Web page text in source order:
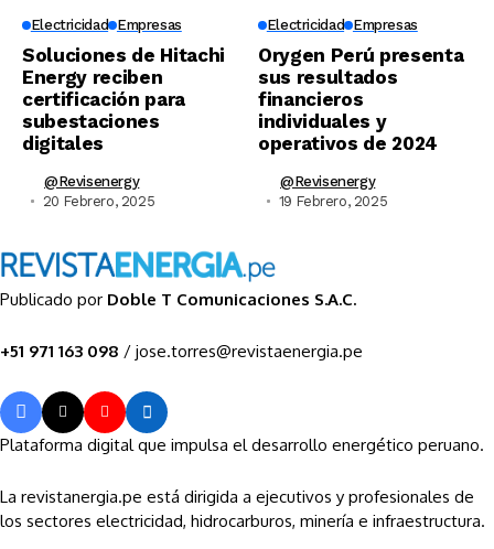
Electricidad Empresas
Soluciones de Hitachi
Energy reciben
certificación para
subestaciones
digitales
@revisenergy
20 Febrero, 2025
Electricidad Empresas
Orygen Perú presenta
sus resultados
financieros
individuales y
operativos de 2024
@revisenergy
19 Febrero, 2025
Publicado por Doble T Comunicaciones S.A.C.
+51 971 163 098 / jose.torres@revistaenergia.pe
Plataforma digital que impulsa el desarrollo energético peruano.
La revistanergia.pe está dirigida a ejecutivos y profesionales de
los sectores electricidad, hidrocarburos, minería e infraestructura.